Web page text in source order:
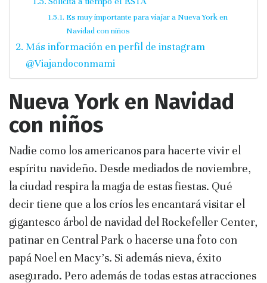
Es muy importante para viajar a Nueva York en
Navidad con niños
Más información en perfil de instagram
@Viajandoconmami
Nueva York en Navidad
con niños
Nadie como los americanos para hacerte vivir el
espíritu navideño. Desde mediados de noviembre,
la ciudad respira la magia de estas fiestas. Qué
decir tiene que a los críos les encantará visitar el
gigantesco árbol de navidad del Rockefeller Center,
patinar en Central Park o hacerse una foto con
papá Noel en Macy’s. Si además nieva, éxito
asegurado. Pero además de todas estas atracciones